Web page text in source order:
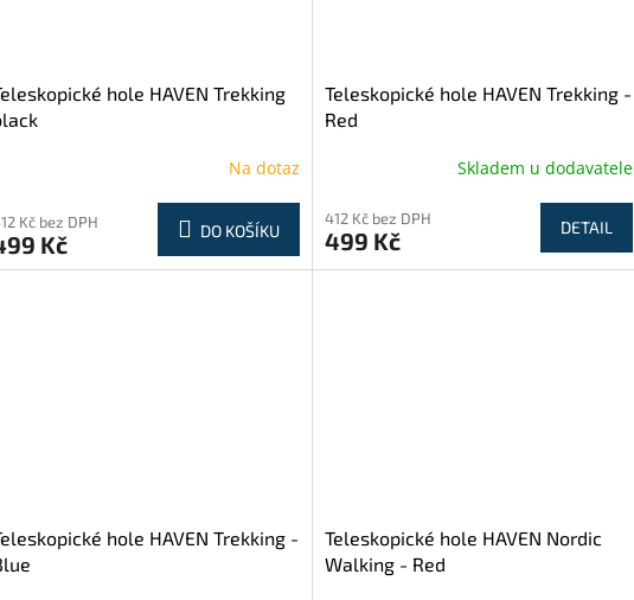
hole HAVEN Trekking
Na dotaz
Kč bez DPH
Kč DO KOŠÍKU
Teleskopické hole HAVEN Trekking -
Red
Skladem u dodavatele
412 Kč bez DPH
499 Kč DETAIL
hole HAVEN Trekking -
Teleskopické hole HAVEN Nordic
Walking - Red